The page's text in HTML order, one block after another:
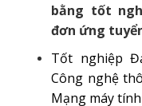
bằng tốt
đơn ứng
Tốt nghiệp
Công nghệ
Mạng máy